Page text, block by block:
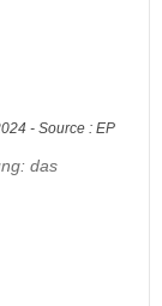
- Source : EP
das